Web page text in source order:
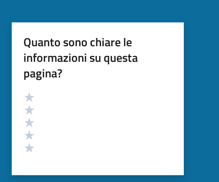
Quanto sono chiare le
informazioni su questa
pagina?
Valutazione